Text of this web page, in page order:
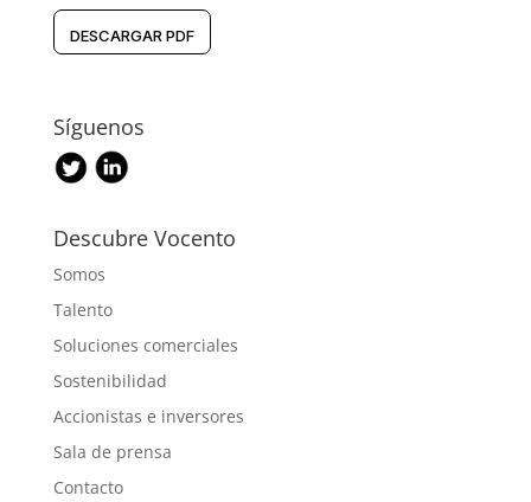
DESCARGAR PDF
Síguenos
Descubre Vocento
Somos
Talento
Soluciones comerciales
Sostenibilidad
Accionistas e inversores
Sala de prensa
Contacto